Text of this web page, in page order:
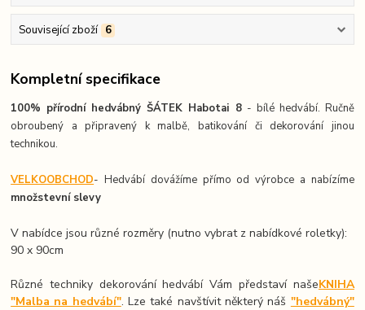
Související zboží 6
Kompletní specifikace
100% přírodní hedvábný ŠÁTEK Habotai 8- bílé hedvábí. Ručně
obroubený a připravený k malbě, batikování či dekorování jinou
technikou.
VELKOOBCHOD- Hedvábí dovážíme přímo od výrobce a nabízíme
množstevní slevy
V nabídce jsou různé rozměry (nutno vybrat z nabídkové roletky):
90 x 90cm
Různé techniky dekorování hedvábí Vám představí našeKNIHA
"Malba na hedvábí". Lze také navštívit některý náš "hedvábný"